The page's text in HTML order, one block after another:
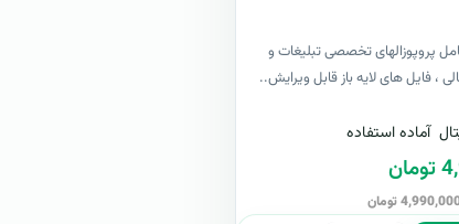
پروپوزالهای تخصصی تبلیغات و
، فایل های لایه باز قابل ویرایش..
آماده استفاده